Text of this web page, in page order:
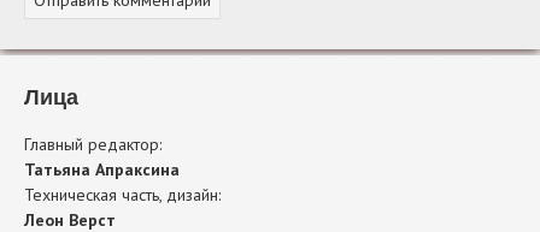
Лица
Главный редактор:
Татьяна Апраксина
Техническая часть, дизайн:
Леон Верст